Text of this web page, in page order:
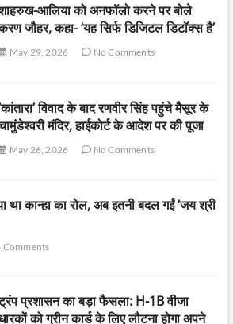
आलिया को अनफॉलो करने पर बोले
जौहर, कहा- ‘यह सिर्फ डिजिटल डिटॉक्स है’
May 29, 2026 No Comments
विवाद के बाद रणवीर सिंह पहुंचे मैसूर के
मंदिर, हाईकोर्ट के आदेश पर की पूजा
May 26, 2026 No Comments
था कान्हा का रोल, अब इतनी बदल गईं ‘जय श्री
प्रशासन का बड़ा फैसला: H-1B वीजा
को ग्रीन कार्ड के लिए लौटना होगा अपने